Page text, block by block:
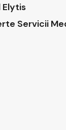
Elytis
Servicii